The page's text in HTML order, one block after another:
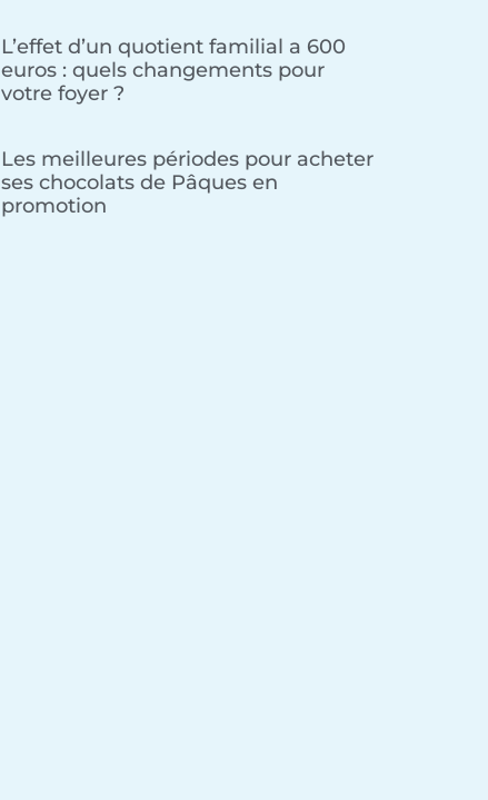
L’effet d’un quotient familial a 600
euros : quels changements pour
votre foyer ?
Les meilleures périodes pour acheter
ses chocolats de Pâques en
promotion